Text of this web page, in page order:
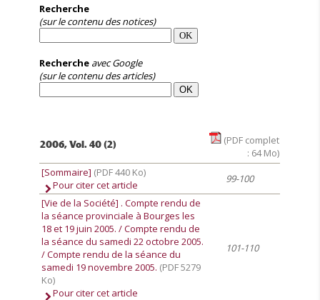
Recherche
(sur le contenu des notices)
Recherche avec Google
(sur le contenu des articles)
2006, Vol. 40 (2)
(PDF complet
: 64 Mo)
[Sommaire] (PDF 440 Ko)
Pour citer cet article
99-100
[Vie de la Société] . Compte rendu de
la séance provinciale à Bourges les
18 et 19 juin 2005. / Compte rendu de
la séance du samedi 22 octobre 2005.
/ Compte rendu de la séance du
samedi 19 novembre 2005. (PDF 5279
Ko)
Pour citer cet article
101-110